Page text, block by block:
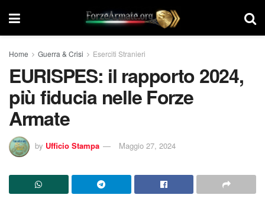
Home Guerra & Crisi Eserciti Stranieri
EURISPES: il rapporto 2024,
più fiducia nelle Forze
Armate
by Ufficio Stampa Maggio 27, 2024